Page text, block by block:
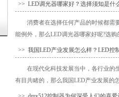
>> LED调光器哪家好？选择须知是什
消费者在选择任何产品的时候都需
能例外，那么LED调光器哪家好呢?选
>> 我国LED产业发展怎么样？LED控
在现代化科技发展当中，各行业的
有目共睹的，那么我国LED产业发展的